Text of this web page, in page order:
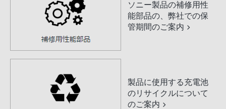
ソニー製品の補修用性
能部品の、弊社での保
管期間のご案内
製品に使用する充電池
のリサイクルについて
のご案内